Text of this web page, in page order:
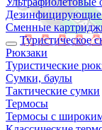
Дезинфицирующие
Сменные
Туристическое
Рюкзаки
Туристические
Сумки, баулы
Тактические сумки
Термосы
Термосы с